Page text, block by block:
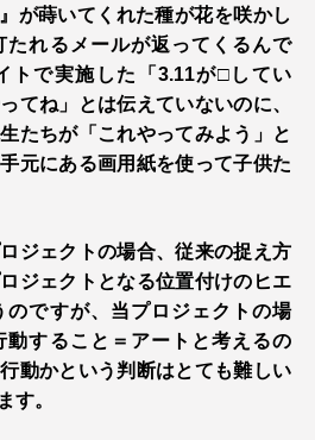
が蒔いてくれた種が花を咲かし
たれるメールが返ってくるんで
トで実施した「3.11が□してい
てね」とは伝えていないのに、
たちが「これやってみよう」と
元にある画用紙を使って子供た
ジェクトの場合、従来の捉え方
ジェクトとなる位置付けのヒエ
のですが、当プロジェクトの場
動すること＝アートと考えるの
動かという判断はとても難しい
す。